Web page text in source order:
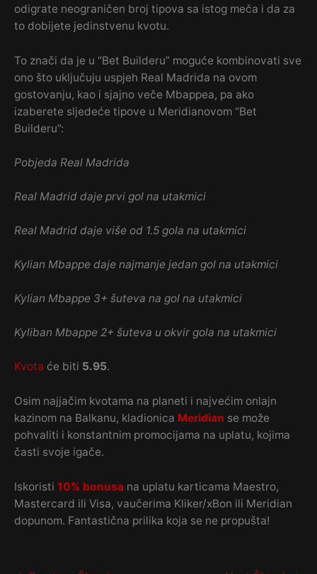
odigrate neograničen broj tipova sa istog meča i da za
to dobijete jedinstvenu kvotu.
To znači da je u “Bet Builderu” moguće kombinovati sve
ono što uključuju uspjeh Real Madrida na ovom
gostovanju, kao i sjajno veče Mbappea, pa ako
izaberete sljedeće tipove u Meridianovom “Bet
Builderu”:
Pobjeda Real Madrida
Real Madrid daje prvi gol na utakmici
Real Madrid daje više od 1.5 gola na utakmici
Kylian Mbappe daje najmanje jedan gol na utakmici
Kylian Mbappe 3+ šuteva na gol na utakmici
Kyliban Mbappe 2+ šuteva u okvir gola na utakmici
Kvota će biti 5.95.
Osim najjačim kvotama na planeti i najvećim onlajn
kazinom na Balkanu, kladionica Meridian se može
pohvaliti i konstantnim promocijama na uplatu, kojima
časti svoje igače.
Iskoristi 10% bonusa na uplatu karticama Maestro,
Mastercard ili Visa, vaučerima Kliker/xBon ili Meridian
dopunom. Fantastična prilika koja se ne propušta!